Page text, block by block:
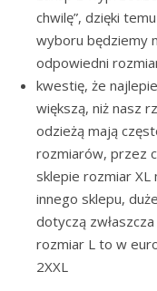
chwilę”, dzięki
wyboru będziemy
odpowiedni
kwestię, że
większą, niż nasz
odzieżą mają
rozmiarów, przez
sklepie rozmiar
innego sklepu,
dotyczą
rozmiar L to w
2XXL